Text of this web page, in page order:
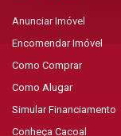
Anunciar Imóvel
Encomendar Imóvel
Como Comprar
Como Alugar
Simular Financiamento
Conheça Cacoal